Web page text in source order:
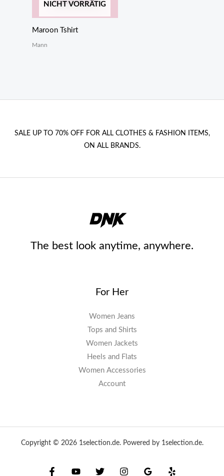
NICHT VORRÄTIG
Maroon Tshirt
Mann
SALE UP TO 70% OFF FOR ALL CLOTHES & FASHION ITEMS,
ON ALL BRANDS.
The best look anytime, anywhere.
For Her
Women Jeans
Tops and Shirts
Women Jackets
Heels and Flats
Women Accessories
Account
Copyright © 2026 1selection.de. Powered by 1selection.de.